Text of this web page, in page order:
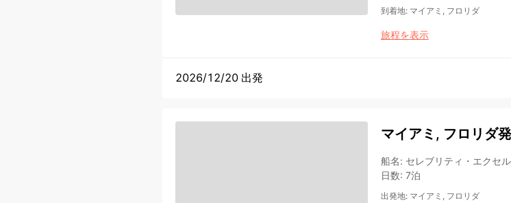
到着地: マイアミ, フロリダ
旅程を表示
2026/12/20 出発
マイアミ, フロリダ
船名: セレブリティ・エクセル
日数: 7泊
出発地: マイアミ, フロリダ